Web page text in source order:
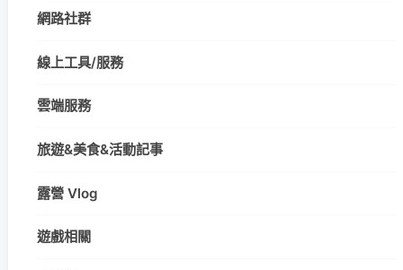
網路社群
線上工具/服務
雲端服務
旅遊&美食&活動記事
露營 Vlog
遊戲相關